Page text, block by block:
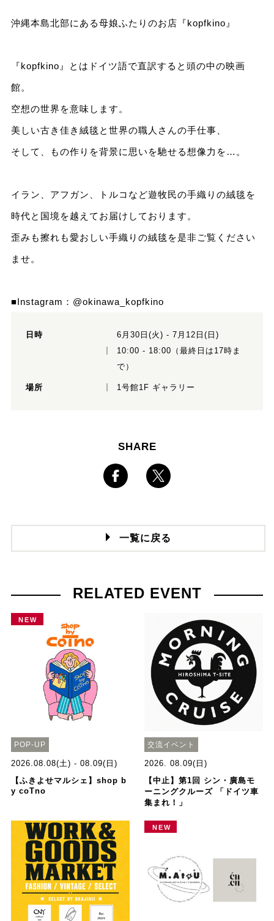
沖縄本島北部にある母娘ふたりのお店『kopfkino』
『kopfkino』とはドイツ語で直訳すると頭の中の映画
館。
空想の世界を意味します。
美しい古き佳き絨毯と世界の職人さんの手仕事、
そして、もの作りを背景に思いを馳せる想像力を…。
イラン、アフガン、トルコなど遊牧民の手織りの絨毯を
時代と国境を越えてお届けしております。
歪みも擦れも愛おしい手織りの絨毯を是非ご覧ください
ませ。
■Instagram： @okinawa_kopfkino
日時
6月30日(火) - 7月12日(日)
10:00 - 18:00（最終日は17時ま
で）
場所 1号館1F ギャラリー
SHARE
一覧に戻る
RELATED EVENT
NEW
POP-UP
2026.08.08(土) - 08.09(日)
【ふきよせマルシェ】shop b
y coTno
交流イベント
2026. 08.09(日)
【中止】第1回 シン・廣島モ
ーニングクルーズ 「ドイツ車
集まれ！」
NEW